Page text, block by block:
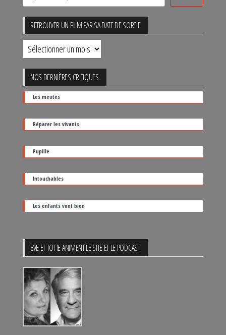
RETROUVER UN FILM PAR SA DATE DE SORTIE
Retrouver
un
film
par
sa
date
de
sortie
NOS DERNIÈRES CRITIQUES
Les meutes
Réparer les vivants
Pupille
Intouchables
Les enfants vont bien
EVE ET TOFIE ANIMENT LE SITE ET LE PODCAST